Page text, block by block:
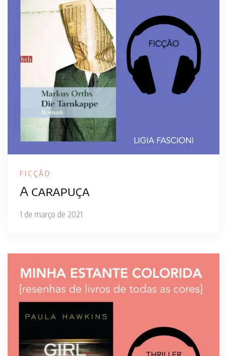
FICÇÃO
A carapuça
1 de março de 2021